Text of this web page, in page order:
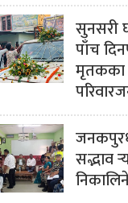
सुनसरी
पाँच
सद्भाव